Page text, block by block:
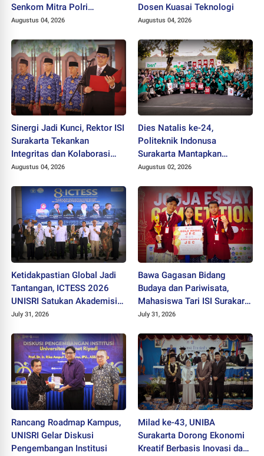
Senkom Mitra Polri
Dikukuhkan sebagai
Augustus 04, 2026
Dosen Kuasai Teknologi
Augustus 04, 2026
Sinergi Jadi Kunci, Rektor ISI
Surakarta Tekankan
Integritas dan Kolaborasi
pada Pejabat Baru
Augustus 04, 2026
Dies Natalis ke-24,
Politeknik Indonusa
Surakarta Mantapkan
Langkah Bertransformasi
Augustus 02, 2026
Ketidakpastian Global Jadi
Tantangan, ICTESS 2026
UNISRI Satukan Akademisi 5
Negara Demi Solusi Lintas
July 31, 2026
Bawa Gagasan Bidang
Budaya dan Pariwisata,
Mahasiswa Tari ISI Surakarta
Raih Medali Emas JEC 2026
July 31, 2026
Rancang Roadmap Kampus,
UNISRI Gelar Diskusi
Pengembangan Institusi
Milad ke-43, UNIBA
Surakarta Dorong Ekonomi
Kreatif Berbasis Inovasi dan